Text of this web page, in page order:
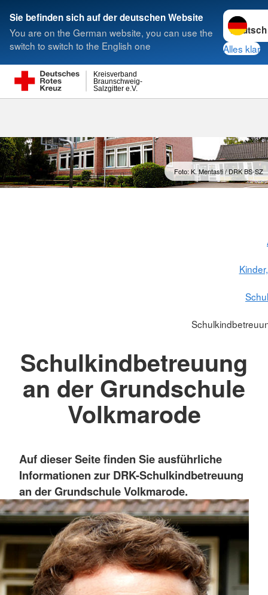
Sie befinden sich auf der deutschen Website
You are on the German website, you can use the
switch to switch to the English one
Sprache
Alles klar
Salzgitter e.V.
Braunschweig-
Kreisverband
Suche
Foto: K. Mentasti / DRK BS-SZ
Schulkindbetreuung
an der Grundschule
Volkmarode
Auf dieser Seite finden Sie ausführliche
Informationen zur DRK-Schulkindbetreuung
an der Grundschule Volkmarode.